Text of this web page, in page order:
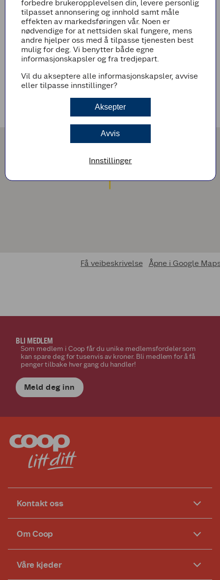
Fredag 07:00 - 23:00
Lørdag 07:00 - 23:00
AVVIKENDE ÅPNINGSTIDER
Det er ingen avvikende åpningstider i nærmeste fremtid
Få veibeskrivelse Åpne i Google
BLI MEDLEM
Som medlem i Coop får du unike medlemsfordeler som
kan spare deg for tusenvis av kroner. Bli medlem for å få
penger tilbake hver gang du handler!
Meld deg inn
Kontakt oss
Om Coop
Våre kjeder
forbedre brukeropplevelsen din, levere personlig
tilpasset annonsering og innhold samt måle
effekten av markedsføringen vår. Noen er
nødvendige for at nettsiden skal fungere, mens
andre hjelper oss med å tilpasse tjenesten best
mulig for deg. Vi benytter både egne
informasjonskapsler og fra tredjepart.
Vil du akseptere alle informasjonskapsler, avvise
eller tilpasse innstillinger?
Aksepter
Avvis
Innstillinger